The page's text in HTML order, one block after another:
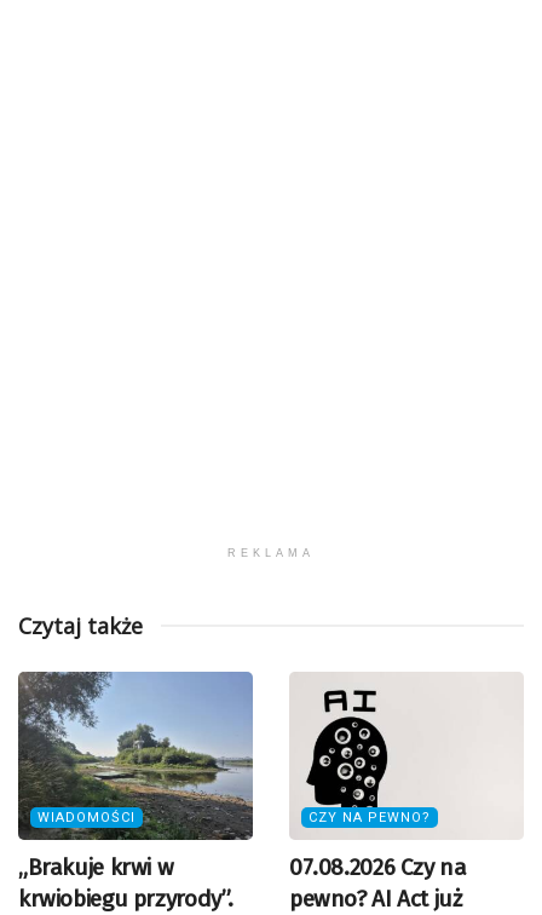
REKLAMA
Czytaj także
WIADOMOŚCI
„Brakuje krwi w
krwiobiegu przyrody”.
CZY NA PEWNO?
07.08.2026 Czy na
pewno? AI Act już